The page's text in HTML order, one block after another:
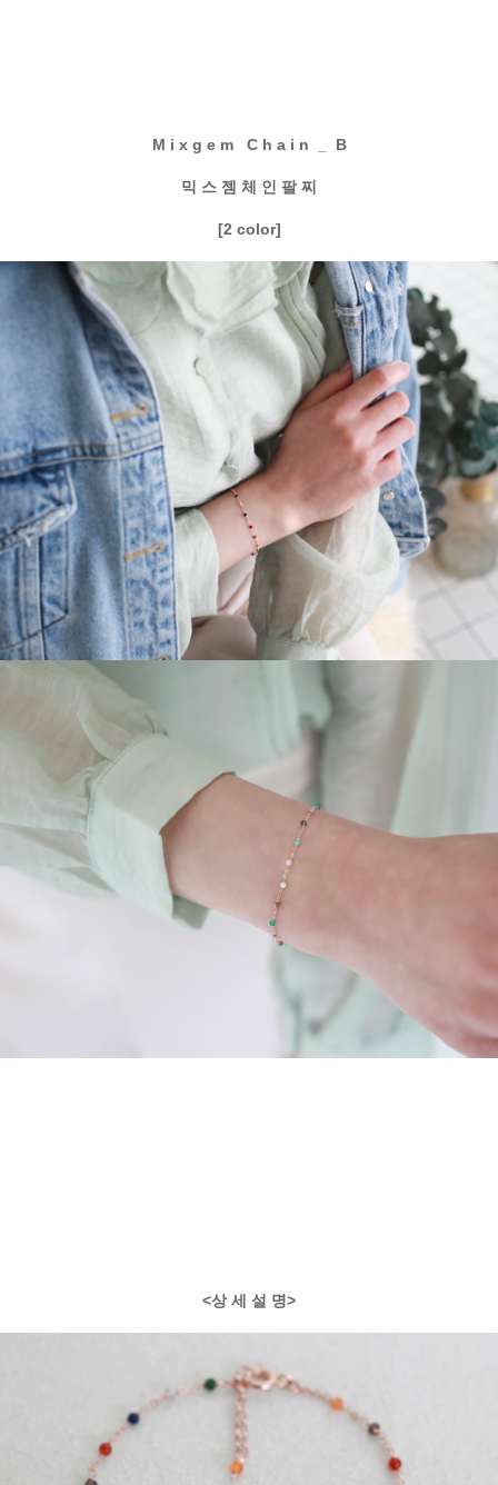
M i x g e m C h a i n _ B
믹 스 젬 체 인 팔 찌
[2 color]
<상 세 설 명>